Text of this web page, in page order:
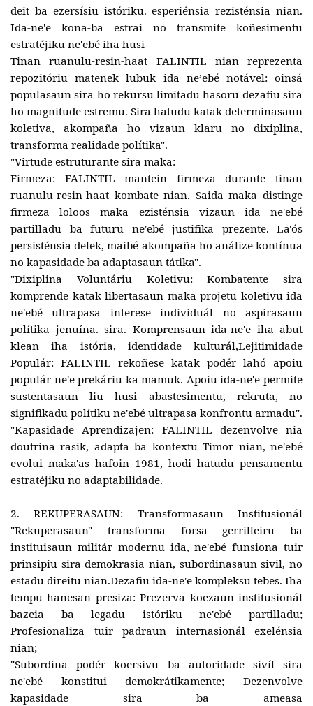
deit ba ezersísiu istóriku. esperiénsia rezisténsia nian.
Ida-ne'e kona-ba estrai no transmite koñesimentu
estratéjiku ne'ebé iha husi
Tinan ruanulu-resin-haat FALINTIL nian reprezenta
repozitóriu matenek lubuk ida neʼebé notável: oinsá
populasaun sira ho rekursu limitadu hasoru dezafiu sira
ho magnitude estremu. Sira hatudu katak determinasaun
koletiva, akompaña ho vizaun klaru no dixiplina,
transforma realidade polítika".
"Virtude estruturante sira maka:
Firmeza: FALINTIL mantein firmeza durante tinan
ruanulu-resin-haat kombate nian. Saida maka distinge
firmeza loloos maka ezisténsia vizaun ida ne'ebé
partilladu ba futuru ne'ebé justifika prezente. La'ós
persisténsia delek, maibé akompaña ho análize kontínua
no kapasidade ba adaptasaun tátika".
"Dixiplina Voluntáriu Koletivu: Kombatente sira
komprende katak libertasaun maka projetu koletivu ida
ne'ebé ultrapasa interese individuál no aspirasaun
polítika jenuína. sira. Komprensaun ida-ne'e iha abut
klean iha istória, identidade kulturál,Lejitimidade
Populár: FALINTIL rekoñese katak podér lahó apoiu
populár ne'e prekáriu ka mamuk. Apoiu ida-ne'e permite
sustentasaun liu husi abastesimentu, rekruta, no
signifikadu polítiku ne'ebé ultrapasa konfrontu armadu".
"Kapasidade Aprendizajen: FALINTIL dezenvolve nia
doutrina rasik, adapta ba kontextu Timor nian, ne'ebé
evolui maka'as hafoin 1981, hodi hatudu pensamentu
estratéjiku no adaptabilidade.
2. REKUPERASAUN: Transformasaun Institusionál
"Rekuperasaun" transforma forsa gerrilleiru ba
instituisaun militár modernu ida, ne'ebé funsiona tuir
prinsipiu sira demokrasia nian, subordinasaun sivil, no
estadu direitu nian.Dezafiu ida-ne'e kompleksu tebes. Iha
tempu hanesan presiza: Prezerva koezaun institusionál
bazeia ba legadu istóriku ne'ebé partilladu;
Profesionaliza tuir padraun internasionál exelénsia
nian;
"Subordina podér koersivu ba autoridade sivíl sira
ne'ebé konstitui demokrátikamente; Dezenvolve
kapasidade sira ba ameasa